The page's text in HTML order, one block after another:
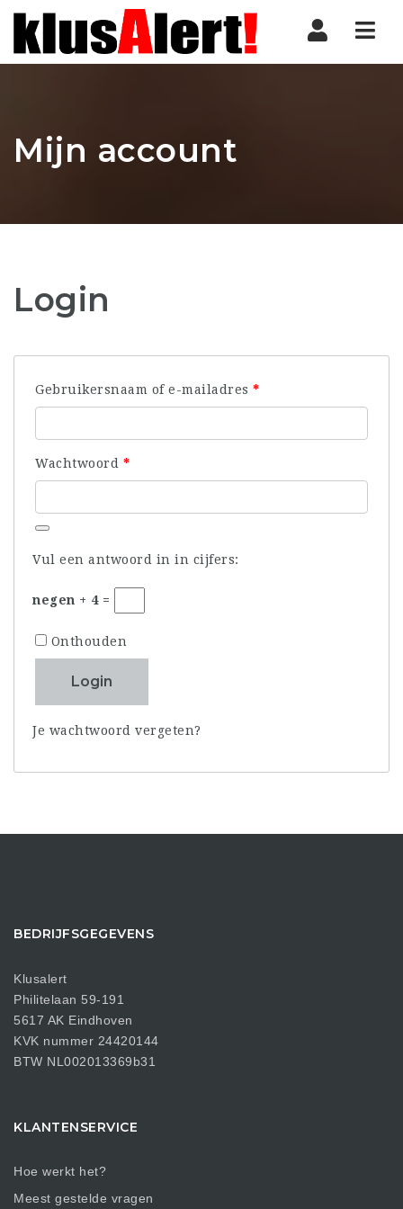
Mijn account
Login
Gebruikersnaam of e-mailadres *Vereist
Wachtwoord *Vereist
Vul een antwoord in in cijfers:
negen + 4 =
Onthouden
Login
Je wachtwoord vergeten?
BEDRIJFSGEGEVENS
Klusalert
Philitelaan 59-191
5617 AK Eindhoven
KVK nummer 24420144
BTW NL002013369b31
KLANTENSERVICE
Hoe werkt het?
Meest gestelde vragen